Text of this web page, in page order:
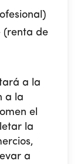
(renta de
a la
a la
el
la
a